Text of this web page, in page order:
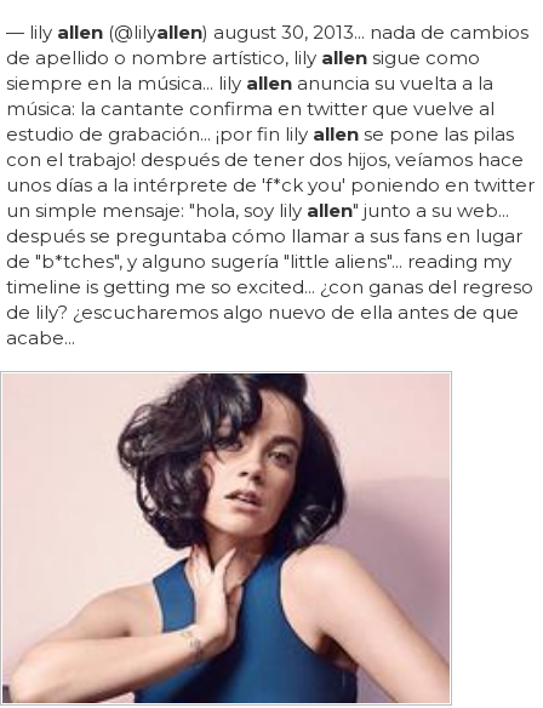
— lily allen (@lilyallen) august 30, 2013... nada de cambios
de apellido o nombre artístico, lily allen sigue como
siempre en la música... lily allen anuncia su vuelta a la
música: la cantante confirma en twitter que vuelve al
estudio de grabación... ¡por fin lily allen se pone las pilas
con el trabajo! después de tener dos hijos, veíamos hace
unos días a la intérprete de 'f*ck you' poniendo en twitter
un simple mensaje: "hola, soy lily allen" junto a su web...
después se preguntaba cómo llamar a sus fans en lugar
de "b*tches", y alguno sugería "little aliens"... reading my
timeline is getting me so excited... ¿con ganas del regreso
de lily? ¿escucharemos algo nuevo de ella antes de que
acabe...